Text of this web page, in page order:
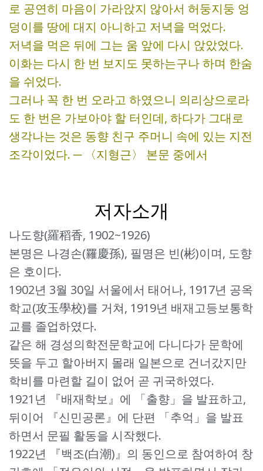
로 공연히 마음이 가라앉지 않아서 허둥지둥 엉
덩이를 땅에 대지 아니하고 저녁을 먹었다.
저녁을 먹은 뒤에 그는 움 앞에 다시 앉았었다.
이화는 다시 한 번 보지도 못하는구나 하며 한숨
을 쉬었다.
그러나 꼭 한 번 오라고 하였으니 의리상으로라
도 한 번은 가보아야 할 터인데, 하다가 그대로
생각나는 것은 동향 친구 주머니 속에 있는 지전
조각이었다. ─ 〈지형근〉 본문 중에서
저자소개
나도향(羅稻香, 1902~1926)
본명은 나경손(羅慶孫), 필명은 빈(彬)이며, 도향
은 호이다.
1902년 3월 30일 서울에서 태어나, 1917년 공옥
학교(攻玉學校)를 거쳐, 1919년 배재고등보통학
교를 졸업하였다.
같은 해 경성의학전문학교에 다니다가 문학에
뜻을 두고 할아버지 몰래 일본으로 건너갔지만
학비를 마련할 길이 없어 곧 귀국하였다.
1921년 『배재학보』에 「출향」을 발표하고,
뒤이어 『신민공론』에 단편 「추억」을 발표
하면서 문필 활동을 시작했다.
1922년 『백조(白潮)』의 동인으로 참여하여 창